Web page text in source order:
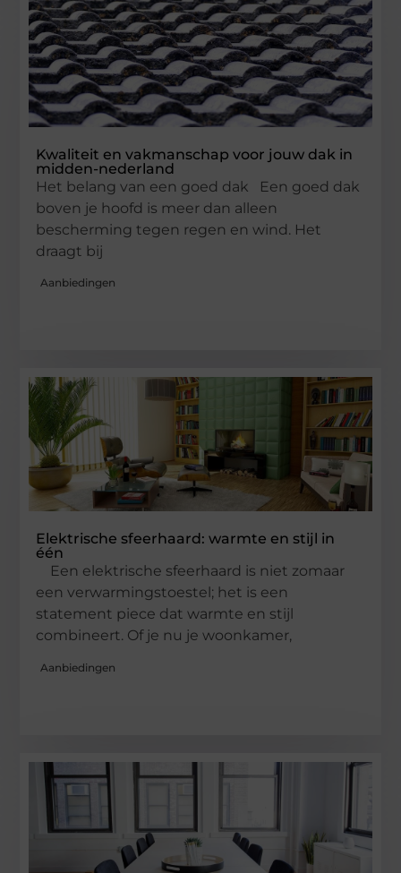
Kwaliteit en vakmanschap voor jouw dak in
midden-nederland
Het belang van een goed dak Een goed dak
boven je hoofd is meer dan alleen
bescherming tegen regen en wind. Het
draagt bij
Aanbiedingen
Elektrische sfeerhaard: warmte en stijl in
één
Een elektrische sfeerhaard is niet zomaar
een verwarmingstoestel; het is een
statement piece dat warmte en stijl
combineert. Of je nu je woonkamer,
Aanbiedingen